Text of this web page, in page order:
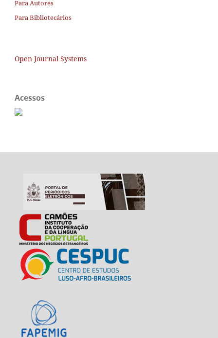
Para Autores
Para Bibliotecários
Open Journal Systems
Acessos